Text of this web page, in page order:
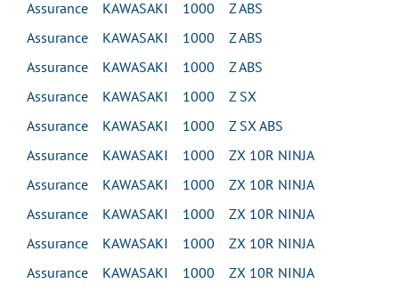
Assurance KAWASAKI 1000 Z ABS
Assurance KAWASAKI 1000 Z ABS
Assurance KAWASAKI 1000 Z ABS
Assurance KAWASAKI 1000 Z SX
Assurance KAWASAKI 1000 Z SX ABS
Assurance KAWASAKI 1000 ZX 10R NINJA
Assurance KAWASAKI 1000 ZX 10R NINJA
Assurance KAWASAKI 1000 ZX 10R NINJA
Assurance KAWASAKI 1000 ZX 10R NINJA
Assurance KAWASAKI 1000 ZX 10R NINJA